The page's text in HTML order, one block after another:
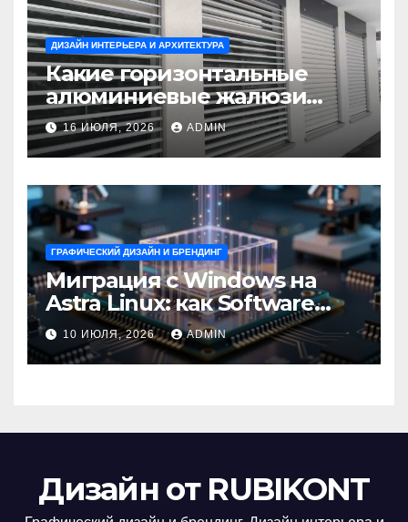
ДИЗАЙН ИНТЕРЬЕРА И АРХИТЕКТУРА
Какие горизонтальные
алюминиевые жалюзи
выбрать для окон?
16 ИЮЛЯ, 2026 ADMIN
ГРАФИЧЕСКИЙ ДИЗАЙН И БРЕНДИНГ
Миграция с Windows на
Astra Linux: как Software
Group успешно перешла на
отечественную ОС
10 ИЮЛЯ, 2026 ADMIN
Дизайн от RUBIKONT